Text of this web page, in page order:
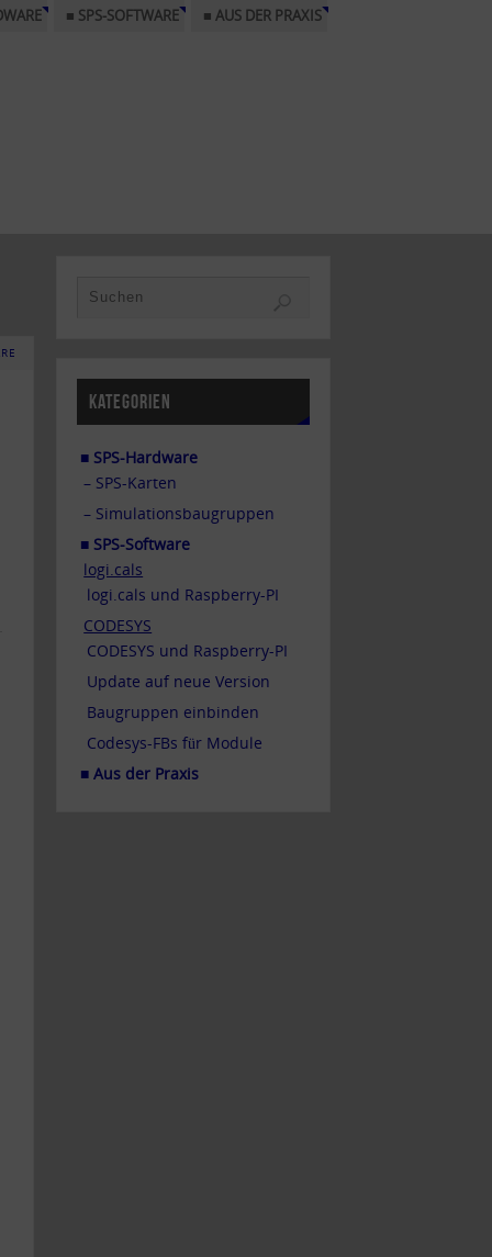
■ SPS-SOFTWARE ■ AUS DER PRAXIS
KATEGORIEN
■ SPS-Hardware
– SPS-Karten
– Simulationsbaugruppen
■ SPS-Software
logi.cals
logi.cals und Raspberry-PI
CODESYS
CODESYS und Raspberry-PI
Update auf neue Version
Baugruppen einbinden
Codesys-FBs für Module
■ Aus der Praxis